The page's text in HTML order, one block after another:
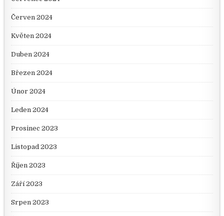
Červen 2024
Květen 2024
Duben 2024
Březen 2024
Únor 2024
Leden 2024
Prosinec 2023
Listopad 2023
Říjen 2023
Září 2023
Srpen 2023